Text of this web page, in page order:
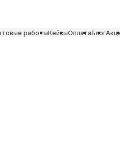
работыКейсыОплатаБлог